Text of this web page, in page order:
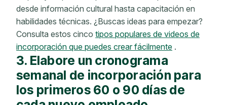
desde información cultural hasta capacitación en
habilidades técnicas. ¿Buscas ideas para empezar?
Consulta estos cinco tipos populares de videos de
incorporación que puedes crear fácilmente .
3. Elabore un cronograma
semanal de incorporación para
los primeros 60 o 90 días de